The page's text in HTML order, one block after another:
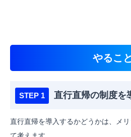
やること
直行直帰の制度を
直行直帰を導入するかどうかは、メ